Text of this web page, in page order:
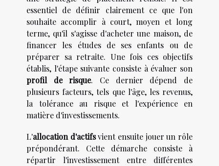
essentiel de définir clairement ce que l'on
souhaite accomplir à court, moyen et long
terme, qu'il s'agisse d'acheter une maison, de
financer les études de ses enfants ou de
préparer sa retraite. Une fois ces objectifs
établis, l'étape suivante consiste à évaluer son
profil de risque. Ce dernier dépend de
plusieurs facteurs, tels que l'âge, les revenus,
la tolérance au risque et l'expérience en
matière d'investissements.
L'allocation d'actifsvient ensuite jouer un rôle
prépondérant. Cette démarche consiste à
répartir l'investissement entre différentes